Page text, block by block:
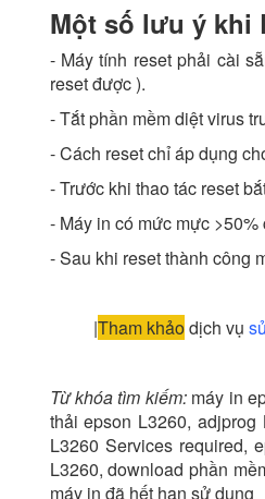
Một số lưu ý khi
- Máy tính reset phải cài
reset được ).
- Tắt phần mềm diệt virus
- Cách reset chỉ áp dụng
- Trước khi thao tác reset
- Máy in có mức mực >50%
- Sau khi reset thành công
|Tham khảo dịch vụ
Từ khóa tìm kiếm: máy in
thải epson L3260, adjprog
L3260 Services required,
L3260, download phần
máy in đã hết hạn sử dụng